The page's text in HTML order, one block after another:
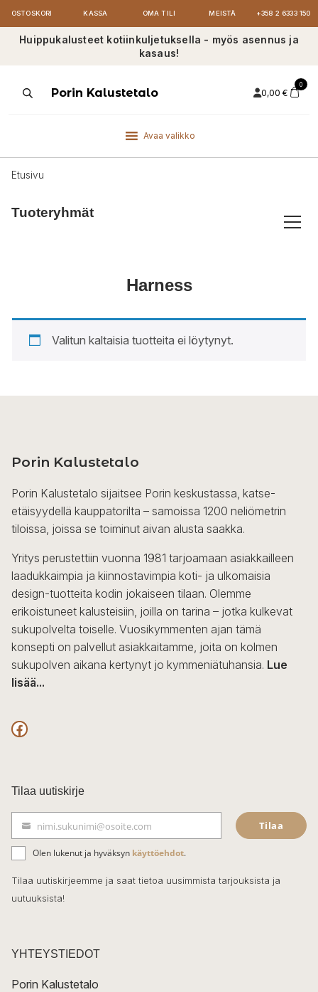
OSTOSKORI KASSA OMA TILI MEISTÄ +358 2 6333 150
Huippukalusteet kotiinkuljetuksella - myös asennus ja
kasaus!
ProductsPorin Kalustetalo 0,00 €
0
Avaa valikko
Etusivu
Tuoteryhmät
Harness
Valitun kaltaisia tuotteita ei löytynyt.
Porin Kalustetalo
Porin Kalustetalo sijaitsee Porin keskustassa, katse-
etäisyydellä kauppatorilta – samoissa 1200 neliömetrin
tiloissa, joissa se toiminut aivan alusta saakka.
Yritys perustettiin vuonna 1981 tarjoamaan asiakkailleen
laadukkaimpia ja kiinnostavimpia koti- ja ulkomaisia
design-tuotteita kodin jokaiseen tilaan. Olemme
erikoistuneet kalusteisiin, joilla on tarina – jotka kulkevat
sukupolvelta toiselle. Vuosikymmenten ajan tämä
konsepti on palvellut asiakkaitamme, joita on kolmen
sukupolven aikana kertynyt jo kymmeniätuhansia. Lue
lisää...
F
c
e
b
o
o
k
Tilaa uutiskirje
ä
h
k
t
nimi.sukunimi@osoite.com Tilaa
Olen lukenut ja hyväksyn käyttöehdot.
Tilaa uutiskirjeemme ja saat tietoa uusimmista tarjouksista ja
uutuuksista!
YHTEYSTIEDOT
Porin Kalustetalo